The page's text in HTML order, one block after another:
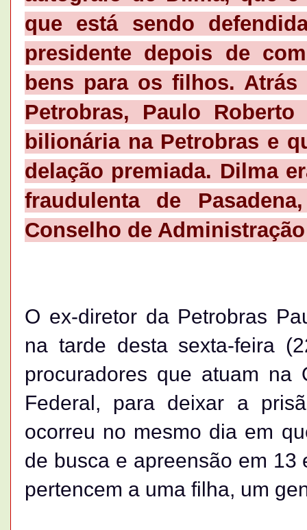
que está sendo
presidente depois de
bens para os filhos.
Petrobras, Paulo
bilionária na Petrobras e
delação premiada. Dilma
fraudulenta de
Conselho de
O ex-diretor da Petrobras
na tarde desta sexta-feira
procuradores que atuam na
Federal, para deixar a
ocorreu no mesmo dia em
de busca e apreensão em
pertencem a uma filha, um